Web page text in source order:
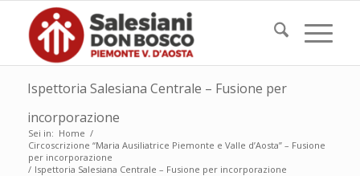
Ispettoria Salesiana Centrale – Fusione per
incorporazione
Sei in: Home /
Circoscrizione “Maria Ausiliatrice Piemonte e Valle d’Aosta” – Fusione
per incorporazione
/ Ispettoria Salesiana Centrale – Fusione per incorporazione